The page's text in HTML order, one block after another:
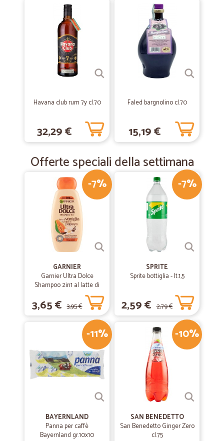
Ottima esperienza
Ottima esperienza, consegna rapida e tracciabile.
—Roberto M.
Veloce,competente,seria!
ottimo
ottimo, veloce e puntuale
Havana club rum 7y cl.70
32,29 €
Faled bargnolino cl.70
15,19 €
Offerte speciali della settimana
-7%
GARNIER
Garnier Ultra Dolce
Shampoo 2in1 al latte di
Vaniglia e polpa di Papaya
per capelli lunghi, 300 ml.
3,65 € 3,95 €
-7%
SPRITE
Sprite bottiglia - lt.1,5
2,59 € 2,79 €
-11%
BAYERNLAND
Panna per caffè
Bayernland gr.10x10
-10%
SAN BENEDETTO
San Benedetto Ginger Zero
cl.75